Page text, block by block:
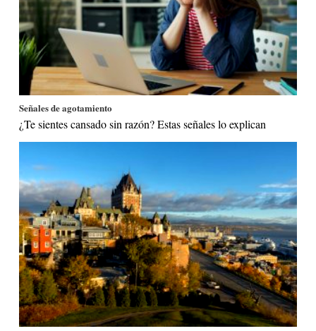
Señales de agotamiento
¿Te sientes cansado sin razón? Estas señales lo explican